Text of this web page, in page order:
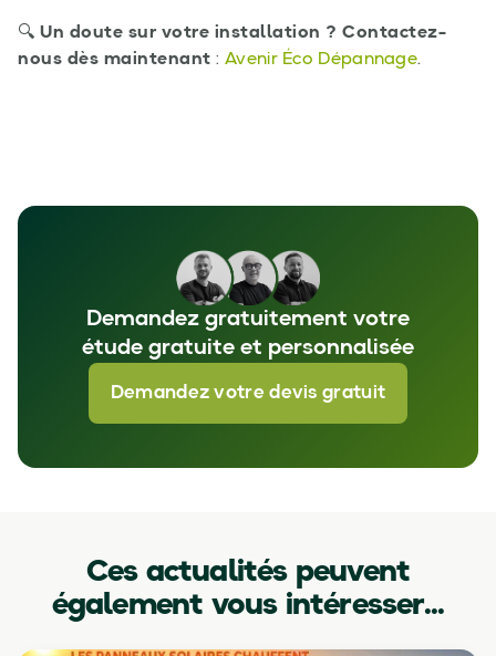
🔍 Un doute sur votre installation ? Contactez-
nous dès maintenant : Avenir Éco Dépannage.
Demandez gratuitement votre
étude gratuite et personnalisée
Demandez votre devis gratuit
Ces actualités peuvent
également vous intéresser...